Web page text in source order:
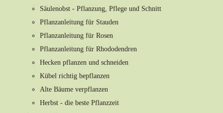
Säulenobst - Pflanzung, Pflege und Schnitt
Pflanzanleitung für Stauden
Pflanzanleitung für Rosen
Pflanzanleitung für Rhododendren
Hecken pflanzen und schneiden
Kübel richtig bepflanzen
Alte Bäume verpflanzen
Herbst - die beste Pflanzzeit